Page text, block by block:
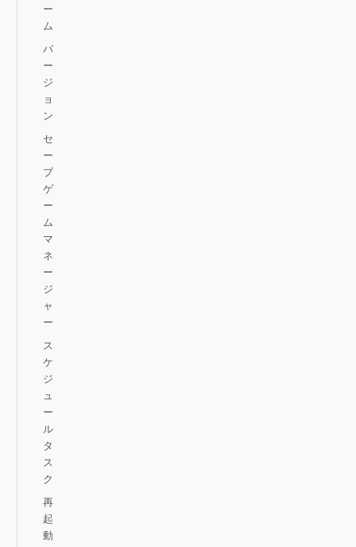
ー
ム
バ
ー
ジ
ョ
ン
セ
ー
ブ
ゲ
ー
ム
マ
ネ
ー
ジ
ャ
ー
ス
ケ
ジ
ュ
ー
ル
タ
ス
ク
再
起
動